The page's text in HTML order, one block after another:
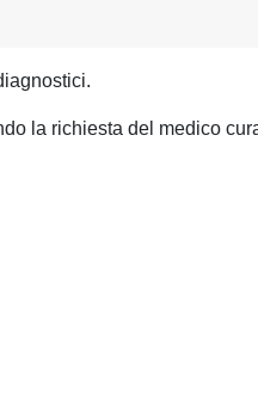
la richiesta del medico